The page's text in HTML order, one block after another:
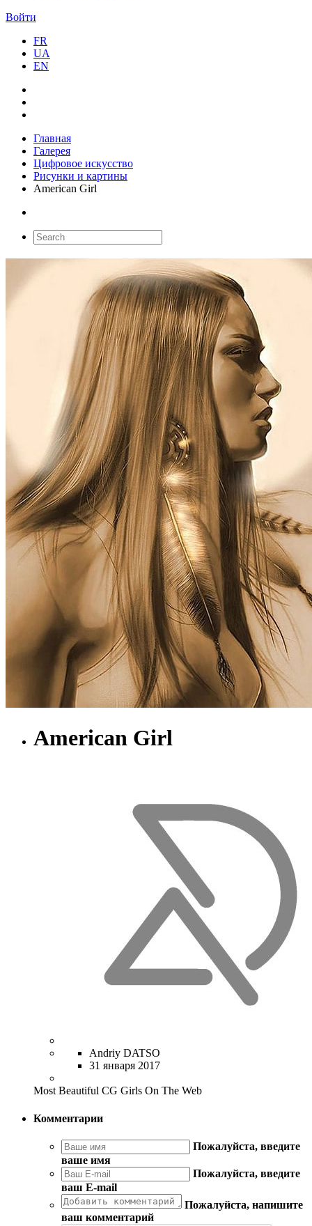
Войти
FR
UA
EN
Главная
Галерея
Цифровое искусство
Рисунки и картины
American Girl
American Girl
Andriy DATSO
31 января 2017
Most Beautiful CG Girls On The Web
Комментарии
Пожалуйста, введите
ваше имя
Пожалуйста, введите
ваш E-mail
Пожалуйста, напишите
ваш комментарий